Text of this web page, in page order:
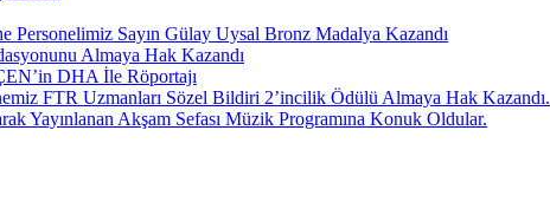
Personelimiz Sayın Gülay Uysal Bronz Madalya Kazandı
Almaya Hak Kazandı
DHA İle Röportajı
FTR Uzmanları Sözel Bildiri 2’incilik Ödülü Almaya Hak Kazandı.
Yayınlanan Akşam Sefası Müzik Programına Konuk Oldular.